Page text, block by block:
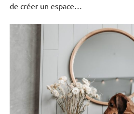
de créer un espace…